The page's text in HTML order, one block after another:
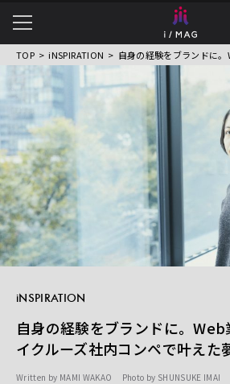
衣服・ものづくりの魅
伝えるWEBマガジン
TOP iNSPIRATION
iNSPIRATION
自身の経験をブランドに。
イクルーズ社内コンペで叶えた
Written by MAMI WAKAO Photo by SHUNSUKE IMAI